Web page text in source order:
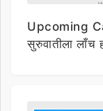
Upcoming
सुरुवातीला लाँच